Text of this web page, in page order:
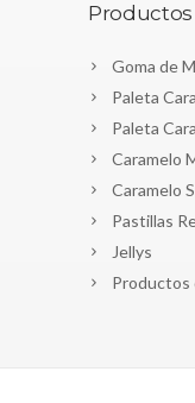
Productos
Goma de
Paleta
Paleta
Caramelo
Caramelo
Pastillas
Jellys
Productos